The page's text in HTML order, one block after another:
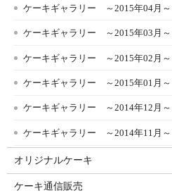
ケーキギャラリー ～2015年04月～
ケーキギャラリー ～2015年03月～
ケーキギャラリー ～2015年02月～
ケーキギャラリー ～2015年01月～
ケーキギャラリー ～2014年12月～
ケーキギャラリー ～2014年11月～
オリジナルケーキ
ケーキ通信販売